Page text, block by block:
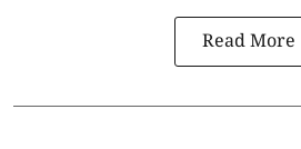
Read More